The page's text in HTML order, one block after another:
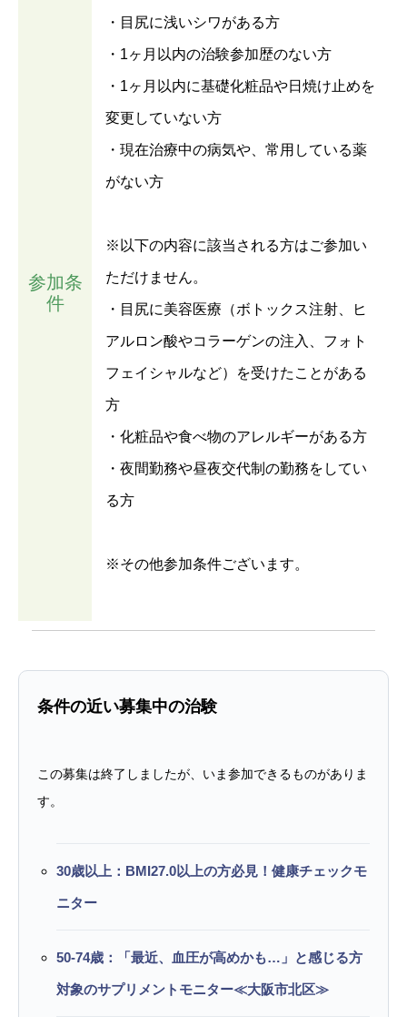
参加条
件
・目尻に浅いシワがある方
・1ヶ月以内の治験参加歴のない方
・1ヶ月以内に基礎化粧品や日焼け止めを
変更していない方
・現在治療中の病気や、常用している薬
がない方
※以下の内容に該当される方はご参加い
ただけません。
・目尻に美容医療（ボトックス注射、ヒ
アルロン酸やコラーゲンの注入、フォト
フェイシャルなど）を受けたことがある
方
・化粧品や食べ物のアレルギーがある方
・夜間勤務や昼夜交代制の勤務をしてい
る方
※その他参加条件ございます。
条件の近い募集中の治験
この募集は終了しましたが、いま参加できるものがありま
す。
30歳以上：BMI27.0以上の方必見！健康チェックモ
ニター
50-74歳：「最近、血圧が高めかも…」と感じる方
対象のサプリメントモニター≪大阪市北区≫